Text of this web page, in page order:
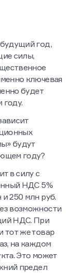
год,
силы,
ключевая
будет
году.
будут
году?
в силу с
НДС 5%
250 млн руб.
возможности
НДС. При
тот же товар
на каждом
Это может
предел